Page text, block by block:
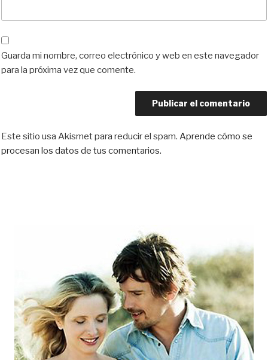
Guarda mi nombre, correo electrónico y web en este navegador
para la próxima vez que comente.
Este sitio usa Akismet para reducir el spam. Aprende cómo se
procesan los datos de tus comentarios.